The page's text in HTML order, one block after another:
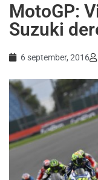
MotoGP:
Suzuki
6 september, 2016